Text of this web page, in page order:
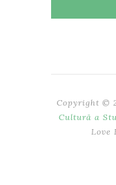
Copyright ©
Cultură a
Love